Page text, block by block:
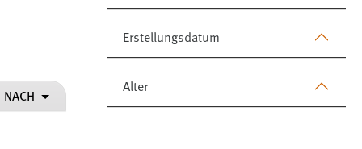
Erstellungsdatum
Alter
NACH